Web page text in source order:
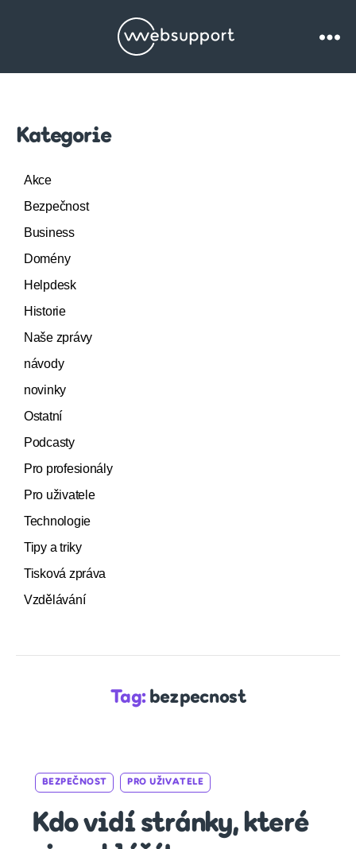
Websupport.cz
Kategorie
Akce
Bezpečnost
Business
Domény
Helpdesk
Historie
Naše zprávy
návody
novinky
Ostatní
Podcasty
Pro profesionály
Pro uživatele
Technologie
Tipy a triky
Tisková zpráva
Vzdělávání
Tag: bezpecnost
Categories
BEZPEČNOST PRO UŽIVATELE
Kdo vidí stránky, které